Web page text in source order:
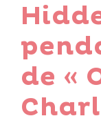
de «